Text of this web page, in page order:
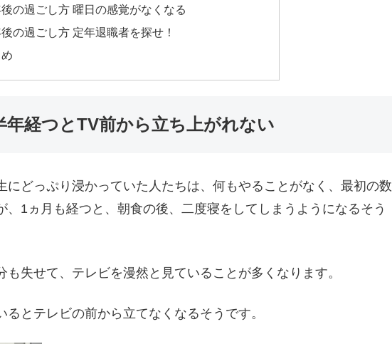
の過ごし方 曜日の感覚がなくなる
の過ごし方 定年退職者を探せ！
年経つとTV前から立ち上がれない
にどっぷり浸かっていた人たちは、何もやることがなく、最初の数
、1ヵ月も経つと、朝食の後、二度寝をしてしまうようになるそう
失せて、テレビを漫然と見ていることが多くなります。
とテレビの前から立てなくなるそうです。